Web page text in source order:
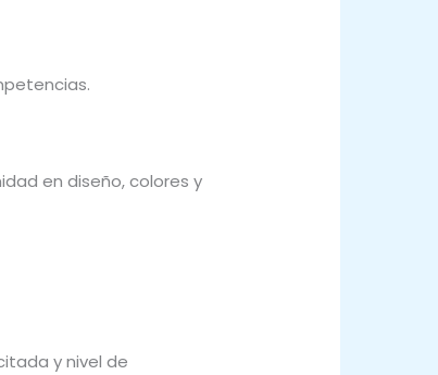
en diseño, colores y
y nivel de